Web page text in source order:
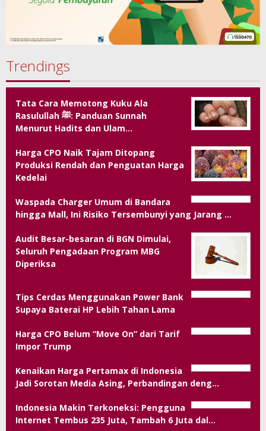
Trendings
Tata Cara Memotong Kuku Ala
Rasulullah ﷺ: Panduan Sunnah
Menurut Hadits dan Ulam…
Harga CPO Naik Tajam Ditopang
Produksi Rendah dan Penguatan Harga
Kedelai
Waspada Charger Umum di Bandara
hingga Mall, Ini Risiko Tersembunyi yang Jarang …
Audit Besar-besaran di BGN Dimulai,
Seluruh Pengadaan Program MBG
Diperiksa
Tips Cerdas Menggunakan Power Bank
Supaya Baterai HP Lebih Tahan Lama
Harga CPO Belum “Move On” dari Tarif
Impor Trump
Kenaikan Harga Pertamax di Indonesia
Jadi Sorotan Media Asing, Perbandingan deng…
Indonesia Makin Terkoneksi: Pengguna
Internet Tembus 235 Juta, Tambah 6 Juta dal…